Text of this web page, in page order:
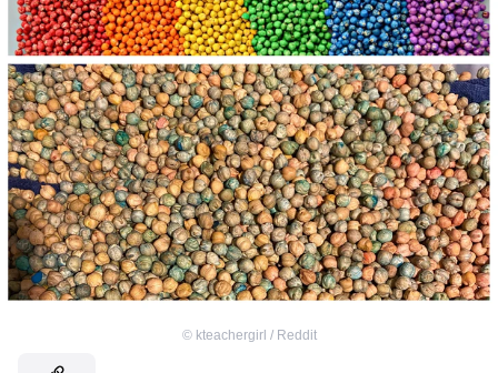
© kteachergirl / Reddit